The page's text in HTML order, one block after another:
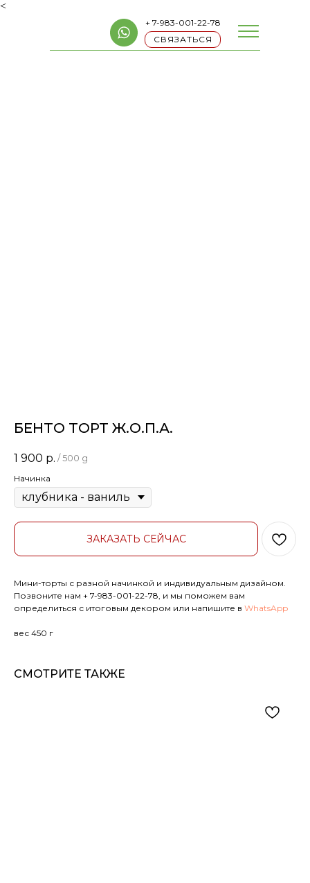
<
+ 7-983-001-22-78
СВЯЗАТЬСЯ
БЕНТО ТОРТ Ж.О.П.А.
1 900 р. / 500 g
Начинка
ЗАКАЗАТЬ СЕЙЧАС
Мини-торты с разной начинкой и индивидуальным дизайном.
Позвоните нам + 7-983-001-22-78, и мы поможем вам
определиться с итоговым декором или напишите в WhatsApp
вес 450 г
СМОТРИТЕ ТАКЖЕ